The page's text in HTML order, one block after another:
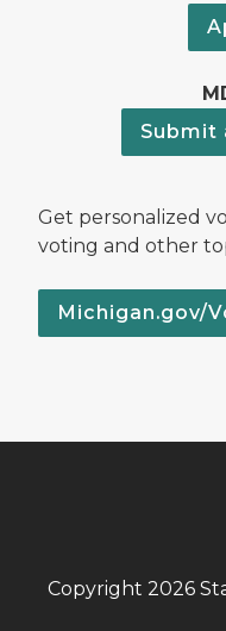
Submit
Get personalized
voting and other
Michigan.gov/
Copyright 2026